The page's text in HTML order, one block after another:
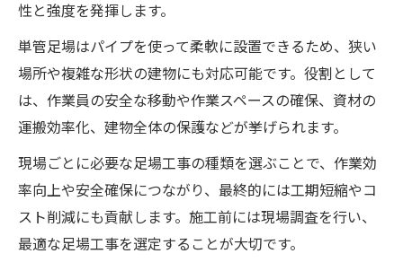
性と強度を発揮します。
単管足場はパイプを使って柔軟に設置できるため、狭い
場所や複雑な形状の建物にも対応可能です。役割として
は、作業員の安全な移動や作業スペースの確保、資材の
運搬効率化、建物全体の保護などが挙げられます。
現場ごとに必要な足場工事の種類を選ぶことで、作業効
率向上や安全確保につながり、最終的には工期短縮やコ
スト削減にも貢献します。施工前には現場調査を行い、
最適な足場工事を選定することが大切です。